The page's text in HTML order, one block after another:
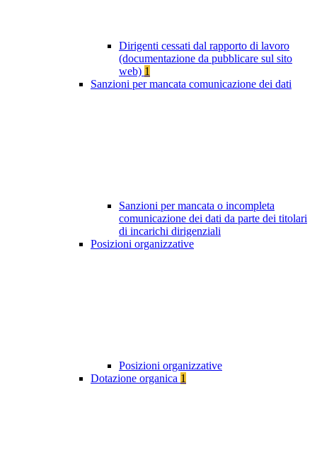
Dirigenti cessati dal rapporto di lavoro
(documentazione da pubblicare sul sito
web) 1
Sanzioni per mancata comunicazione dei dati
Sanzioni per mancata o incompleta
comunicazione dei dati da parte dei titolari
di incarichi dirigenziali
Posizioni organizzative
Posizioni organizzative
Dotazione organica 1